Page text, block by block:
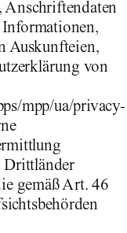
Anschriftendaten
Informationen,
Auskunfteien,
von
mpp/ua/privacy-
Drittländer
gemäß Art. 46